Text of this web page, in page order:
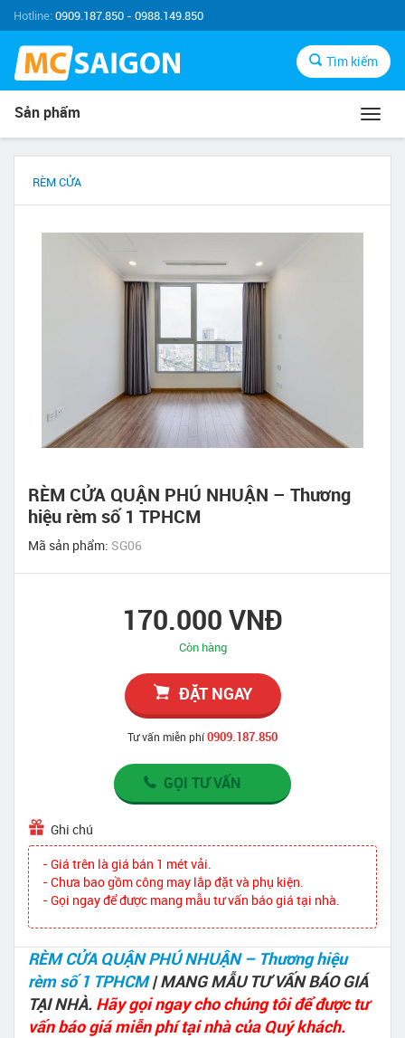
Hotline:0909.187.850 - 0988.149.850
Tìm kiếm
Sản phẩm
RÈM CỬA
RÈM CỬA QUẬN PHÚ NHUẬN – Thương
hiệu rèm số 1 TPHCM
Mã sản phẩm: SG06
170.000 VNĐ
Còn hàng
ĐẶT NGAY
Tư vấn miễn phí0909.187.850
GỌI TƯ VẤN
Ghi chú
- Giá trên là giá bán 1 mét vải.
- Chưa bao gồm công may lắp đặt và phụ kiện.
- Gọi ngay để được mang mẫu tư vấn báo giá tại nhà.
RÈM CỬA QUẬN PHÚ NHUẬN – Thương hiệu
rèm số 1 TPHCM| MANG MẪU TƯ VẤN BÁO GIÁ
TẠI NHÀ. Hãy gọi ngay cho chúng tôi để được tư
vấn báo giá miễn phí tại nhà của Quý khách.